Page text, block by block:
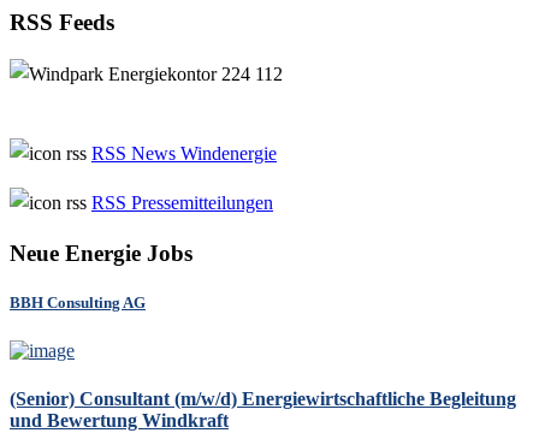
RSS Feeds
RSS News Windenergie
RSS Pressemitteilungen
Neue Energie Jobs
BBH Consulting AG
(Senior) Consultant (m/w/d) Energiewirtschaftliche Begleitung
und Bewertung Windkraft